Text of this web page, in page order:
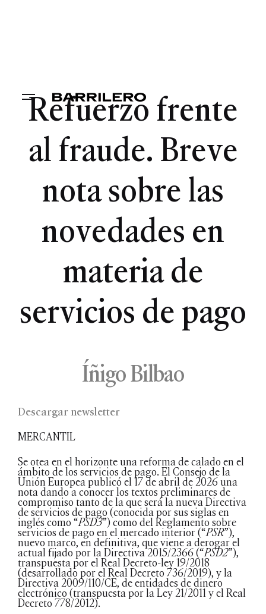
Refuerzo frente
al fraude. Breve
nota sobre las
novedades en
materia de
servicios de pago
Íñigo Bilbao
Descargar newsletter
MERCANTIL
Se otea en el horizonte una reforma de calado en el
ámbito de los servicios de pago. El Consejo de la
Unión Europea publicó el 17 de abril de 2026 una
nota dando a conocer los textos preliminares de
compromiso tanto de la que será la nueva Directiva
de servicios de pago (conocida por sus siglas en
inglés como “PSD3”) como del Reglamento sobre
servicios de pago en el mercado interior (“PSR”),
nuevo marco, en definitiva, que viene a derogar el
actual fijado por la Directiva 2015/2366 (“PSD2”),
transpuesta por el Real Decreto-ley 19/2018
(desarrollado por el Real Decreto 736/2019), y la
Directiva 2009/110/CE, de entidades de dinero
electrónico (transpuesta por la Ley 21/2011 y el Real
Decreto 778/2012).